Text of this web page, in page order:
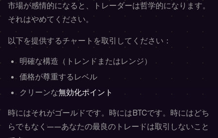
市場が感情的になると、トレーダーは哲学的になります。
それはやめてください。
以下を提供するチャートを取引してください：
明確な構造（トレンドまたはレンジ）
価格が尊重するレベル
クリーンな無効化ポイント
時にはそれがゴールドです。時にはBTCです。時にはどち
らでもなく——あなたの最良のトレードは取引しないこと